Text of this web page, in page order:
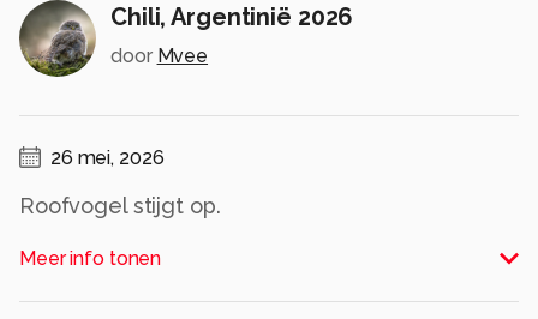
Chili, Argentinië 2026
door Mvee
26 mei, 2026
Roofvogel stijgt op.
Alle rechten voorbehouden
Meer info tonen